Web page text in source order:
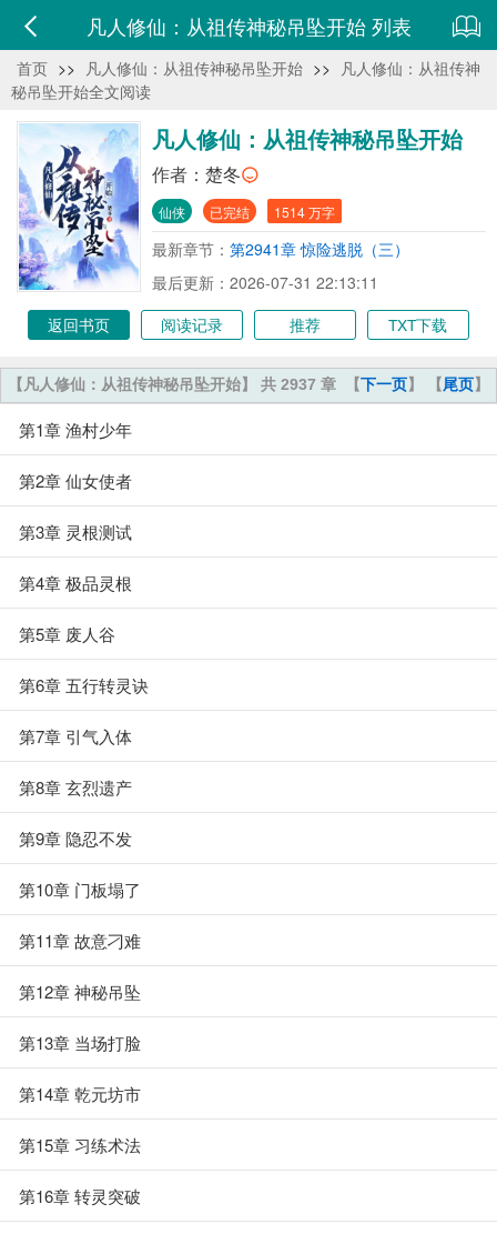
凡人修仙：从祖传神秘吊坠开始 列表
首页 >> 凡人修仙：从祖传神秘吊坠开始 >> 凡人修仙：从祖传神
秘吊坠开始全文阅读
凡人修仙：从祖传神秘吊坠开始
作者： 楚冬
仙侠 已完结 1514 万字
最新章节： 第2941章 惊险逃脱（三）
最后更新：2026-07-31 22:13:11
返回书页
阅读记录 推荐 TXT下载
【下一页】 【尾页】
【凡人修仙：从祖传神秘吊坠开始】 共 2937 章
第1章 渔村少年
第2章 仙女使者
第3章 灵根测试
第4章 极品灵根
第5章 废人谷
第6章 五行转灵诀
第7章 引气入体
第8章 玄烈遗产
第9章 隐忍不发
第10章 门板塌了
第11章 故意刁难
第12章 神秘吊坠
第13章 当场打脸
第14章 乾元坊市
第15章 习练术法
第16章 转灵突破